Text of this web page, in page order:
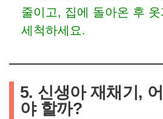
줄이고, 집에 돌아온 후 옷
세척하세요.
5. 신생아 재채기,
야 할까?